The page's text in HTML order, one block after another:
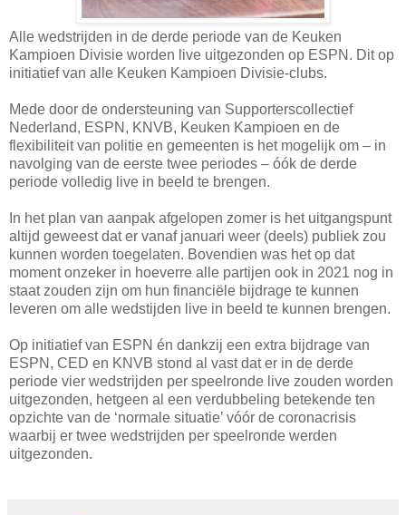
Alle wedstrijden in de derde periode van de Keuken
Kampioen Divisie worden live uitgezonden op ESPN. Dit op
initiatief van alle Keuken Kampioen Divisie-clubs.
Mede door de ondersteuning van Supporterscollectief
Nederland, ESPN, KNVB, Keuken Kampioen en de
flexibiliteit van politie en gemeenten is het mogelijk om – in
navolging van de eerste twee periodes – óók de derde
periode volledig live in beeld te brengen.
In het plan van aanpak afgelopen zomer is het uitgangspunt
altijd geweest dat er vanaf januari weer (deels) publiek zou
kunnen worden toegelaten. Bovendien was het op dat
moment onzeker in hoeverre alle partijen ook in 2021 nog in
staat zouden zijn om hun financiële bijdrage te kunnen
leveren om alle wedstijden live in beeld te kunnen brengen.
Op initiatief van ESPN én dankzij een extra bijdrage van
ESPN, CED en KNVB stond al vast dat er in de derde
periode vier wedstrijden per speelronde live zouden worden
uitgezonden, hetgeen al een verdubbeling betekende ten
opzichte van de ‘normale situatie’ vóór de coronacrisis
waarbij er twee wedstrijden per speelronde werden
uitgezonden.